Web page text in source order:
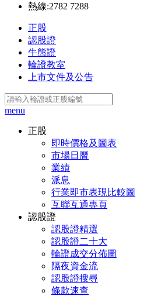
熱線:2782 7288
正股
認股證
牛熊證
輪證教室
上市文件及公告
menu
正股
即時價格及圖表
市場日曆
業績
派息
行業即市表現比較圖
互聯互通專頁
認股證
認股證精選
認股證二十大
輪證成交分佈圖
隔夜資金流
認股證搜尋
條款速查